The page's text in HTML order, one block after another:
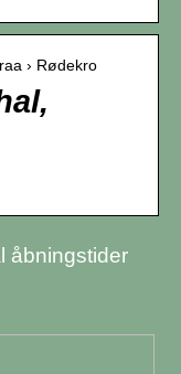
› Rødekro
åbningstider